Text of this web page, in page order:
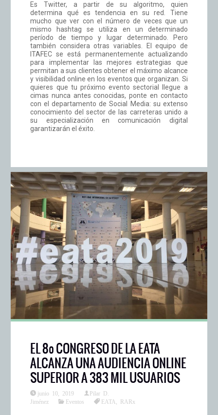
Es Twitter, a partir de su algoritmo, quien
determina qué es tendencia en su red. Tiene
mucho que ver con el número de veces que un
mismo hashtag se utiliza en un determinado
período de tiempo y lugar determinado. Pero
también considera otras variables. El equipo de
ITAFEC se está permanentemente actualizando
para implementar las mejores estrategias que
permitan a sus clientes obtener el máximo alcance
y visibilidad online en los eventos que organizan. Si
quieres que tu próximo evento sectorial llegue a
cimas nunca antes conocidas, ponte en contacto
con el departamento de Social Media: su extenso
conocimiento del sector de las carreteras unido a
su especialización en comunicación digital
garantizarán el éxito.
EL 8º CONGRESO DE LA EATA
ALCANZA UNA AUDIENCIA ONLINE
SUPERIOR A 383 MIL USUARIOS
junio 10, 2019
Pilar D.
Jiménez
Eventos EATA RARx